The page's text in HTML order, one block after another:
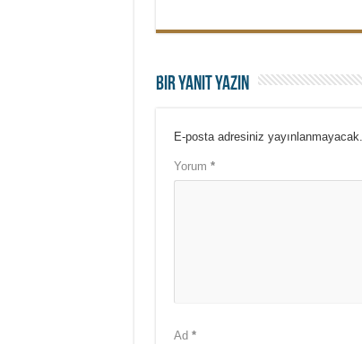
Bir yanıt yazın
E-posta adresiniz yayınlanmayacak.
Yorum *
Ad *